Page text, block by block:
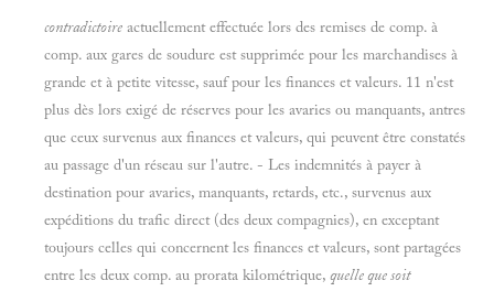
contradictoire actuellement effectuée lors des remises de comp. à
comp. aux gares de soudure est supprimée pour les marchandises à
grande et à petite vitesse, sauf pour les finances et valeurs. 11 n'est
plus dès lors exigé de réserves pour les avaries ou manquants, antres
que ceux survenus aux finances et valeurs, qui peuvent être constatés
au passage d'un réseau sur l'autre. - Les indemnités à payer à
destination pour avaries, manquants, retards, etc., survenus aux
expéditions du trafic direct (des deux compagnies), en exceptant
toujours celles qui concernent les finances et valeurs, sont partagées
entre les deux comp. au prorata kilométrique, quelle que soit